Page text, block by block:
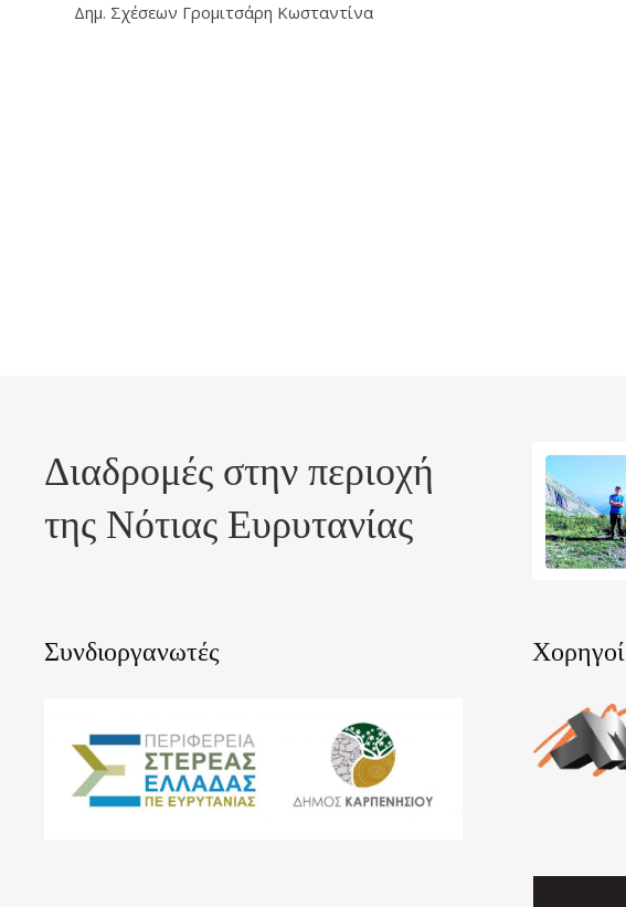
Δημ. Σχέσεων Γρομιτσάρη Κωσταντίνα
Διαδρομές στην περιοχή
της Νότιας Ευρυτανίας
Συνδιοργανωτές Χορηγοί